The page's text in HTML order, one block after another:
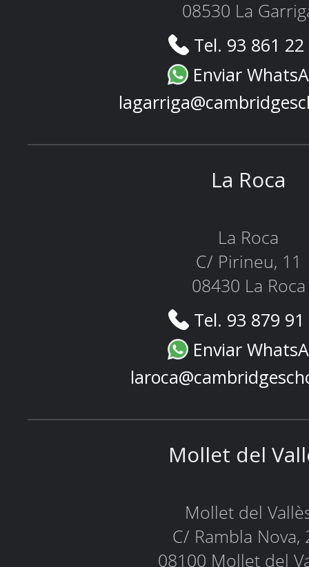
08530 La
Tel. 93 861
Enviar
La Roca
La Roca
C/ Pirineu, 11
08430 La Roca
Tel. 93 879
Enviar
Mollet del
Mollet del
C/ Rambla Nova,
08100 Mollet del